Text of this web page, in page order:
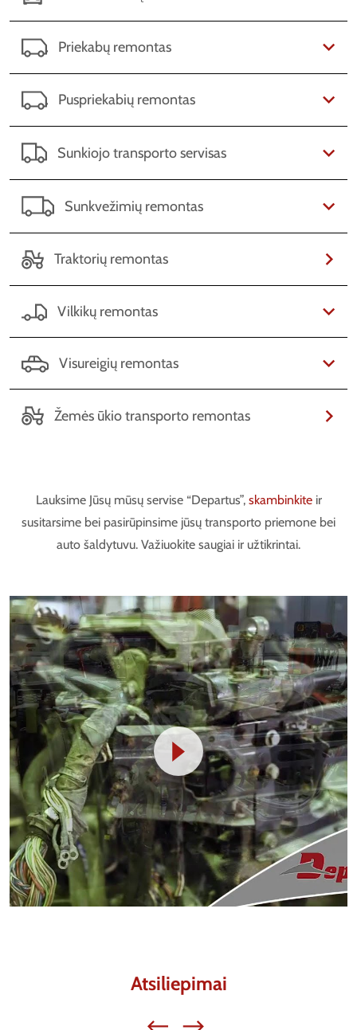
Priekabų remontas
Puspriekabių remontas
Sunkiojo transporto servisas
Sunkvežimių remontas
Traktorių remontas
Vilkikų remontas
Visureigių remontas
Žemės ūkio transporto remontas
Lauksime Jūsų mūsų servise “Departus”, skambinkiteir
susitarsime bei pasirūpinsime jūsų transporto priemone bei
auto šaldytuvu. Važiuokite saugiai ir užtikrintai.
Atsiliepimai